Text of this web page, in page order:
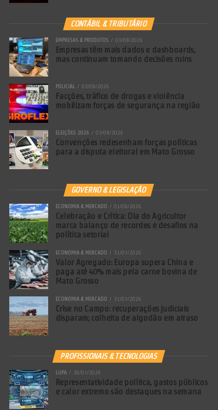
CONTÁBIL & TRIBUTÁRIO
EMPRESAS & PRODUTOS 03/08/2026
Empresas têm mais dados e dashboards,
mas continuam tomando decisões ruins
POLICIAL 03/08/2026
Facções, tráfico de drogas e violência
mobilizam forças de segurança na região
ELEIÇÕES 2026 03/08/2026
Convenções redesenham forças políticas
para a disputa eleitoral em Mato Grosso
GOVERNO & LEGISLAÇÃO
ECONOMIA & MERCADO 01/08/2026
Celebração e Crítica: Dia do Agricultor
marca balanço de recordes e desafios na
política setorial
ECONOMIA & MERCADO 31/07/2026
Valor Agregado: Europa supera China e
paga até 40% mais pela carne bovina de
Mato Grosso
ECONOMIA & MERCADO 31/07/2026
Crise no Campo: recuperações judiciais
disparam; colheita de algodão em atraso
PROFISSIONAIS & TECNOLOGIAS
LUPA 30/07/2026
Representatividade política, gastos públicos
e calor extremo são destaques na semana